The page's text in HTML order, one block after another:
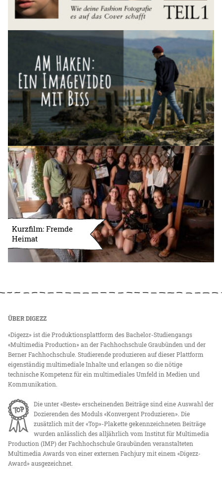
Kurzfilm: Fremde
Heimat
ÜBER DIGEZZ
«Digezz» ist die Produktionsplattform des Bachelor-Studiengangs
«Multimedia Production» an der Fachhochschule Graubünden und der
Berner Fachhochschule. Studierende produzieren auf dieser Plattform
eigenständig multimediale Inhalte und erlangen so die nötige
technische Kompetenz für ein multimediales Umfeld in Medien und
Kommunikation.
Die unter «Beste» erscheinenden Beiträge sind eine Auswahl der
Dozierenden des Moduls «Konvergent Produzieren». Die
zusätzlich mit der «Top»-Plakette gekennzeichneten Beiträge
wurden anlässlich des alljährlich vom Institut für Multimedia
Production (IMP) der Fachhochschule Graubünden veranstalteten
Multimedia Awards von einer externen Fachjury mit einem «Digezz-
Award» ausgezeichnet.